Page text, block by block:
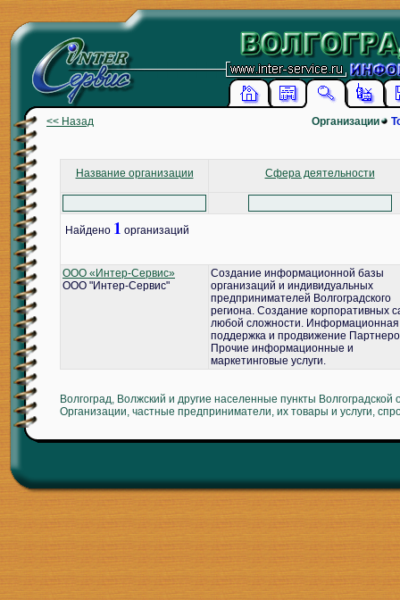
<< Назад Организации
Название организации Сфера деятельности
Найдено 1 организаций
ООО «Интер-Сервис»
ООО "Интер-Сервис"
Создание информационной базы
организаций и индивидуальных
предпринимателей Волгоградского
региона. Создание корпоративных
любой сложности. Информационная
поддержка и продвижение
Прочие информационные и
маркетинговые услуги.
Волгоград, Волжский и другие населенные пункты Волгоградской
Организации, частные предприниматели, их товары и услуги,